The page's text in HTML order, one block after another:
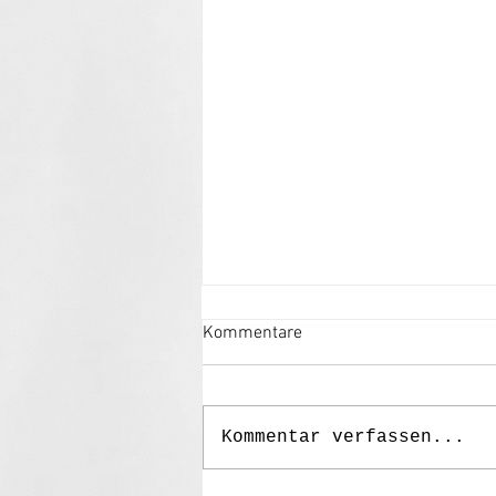
Kommentare
Kommentar verfassen...